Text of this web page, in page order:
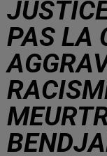
PAS LA